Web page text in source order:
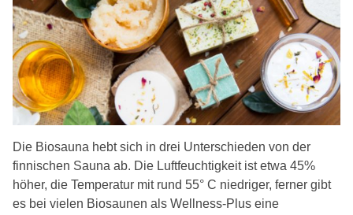
Die Biosauna hebt sich in drei Unterschieden von der
finnischen Sauna ab. Die Luftfeuchtigkeit ist etwa 45%
höher, die Temperatur mit rund 55° C niedriger, ferner gibt
es bei vielen Biosaunen als Wellness-Plus eine